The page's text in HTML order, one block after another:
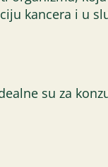
kancera i u
su za